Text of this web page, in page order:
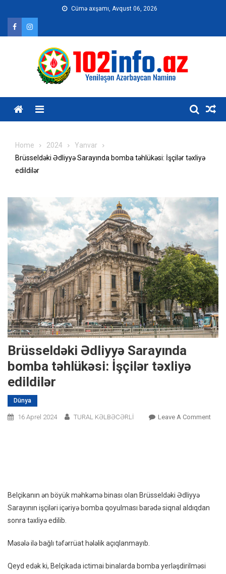
content
Cümə axşamı, Avqust 06, 2026
Home 2024
Yanvar
Brüsseldəki Ədliyyə Sarayında bomba təhlükəsi: İşçilər təxliyə
edildilər
Brüsseldəki Ədliyyə Sarayında
bomba təhlükəsi: İşçilər təxliyə
edildilər
Dünya
16 Aprel 2024 TURAL KƏLBƏCƏRLİ Leave A CommentOn
Belçikanın ən böyük məhkəmə binası olan Brüsseldəki Ədliyyə
Sarayının işçiləri içəriyə bomba qoyulması barədə siqnal aldıqdan
sonra təxliyə edilib.
Məsələ ilə bağlı təfərrüat hələlik açıqlanmayıb.
Qeyd edək ki, Belçikada ictimai binalarda bomba yerləşdirilməsi